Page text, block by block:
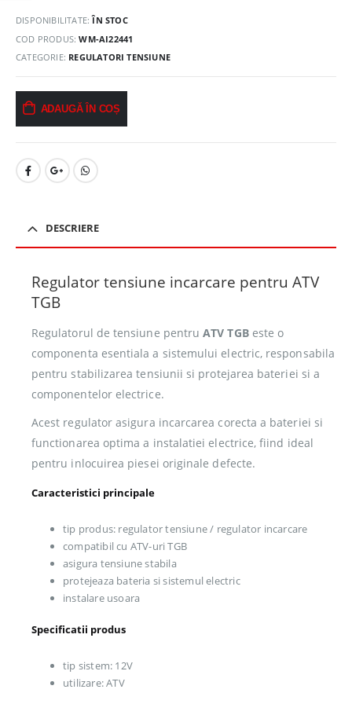
DISPONIBILITATE:ÎN STOC
COD PRODUS:WM-AI22441
CATEGORIE: REGULATORI TENSIUNE
ADAUGĂ ÎN COȘ
DESCRIERE
Regulator tensiune incarcare pentru ATV
TGB
Regulatorul de tensiune pentruATV TGBeste o
componenta esentiala a sistemului electric, responsabila
pentru stabilizarea tensiunii si protejarea bateriei si a
componentelor electrice.
Acest regulator asigura incarcarea corecta a bateriei si
functionarea optima a instalatiei electrice, fiind ideal
pentru inlocuirea piesei originale defecte.
Caracteristici principale
tip produs: regulator tensiune / regulator incarcare
compatibil cu ATV-uri TGB
asigura tensiune stabila
protejeaza bateria si sistemul electric
instalare usoara
Specificatii produs
tip sistem: 12V
utilizare: ATV